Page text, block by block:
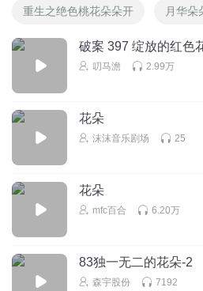
重生之绝色桃花朵朵开 月华朵
破案 397 绽放的红色
叨马澹 2.99万
花朵
沫沫音乐剧场 25
花朵
mfc百合 6.20万
83独一无二的花朵-2
森宇股份 7192